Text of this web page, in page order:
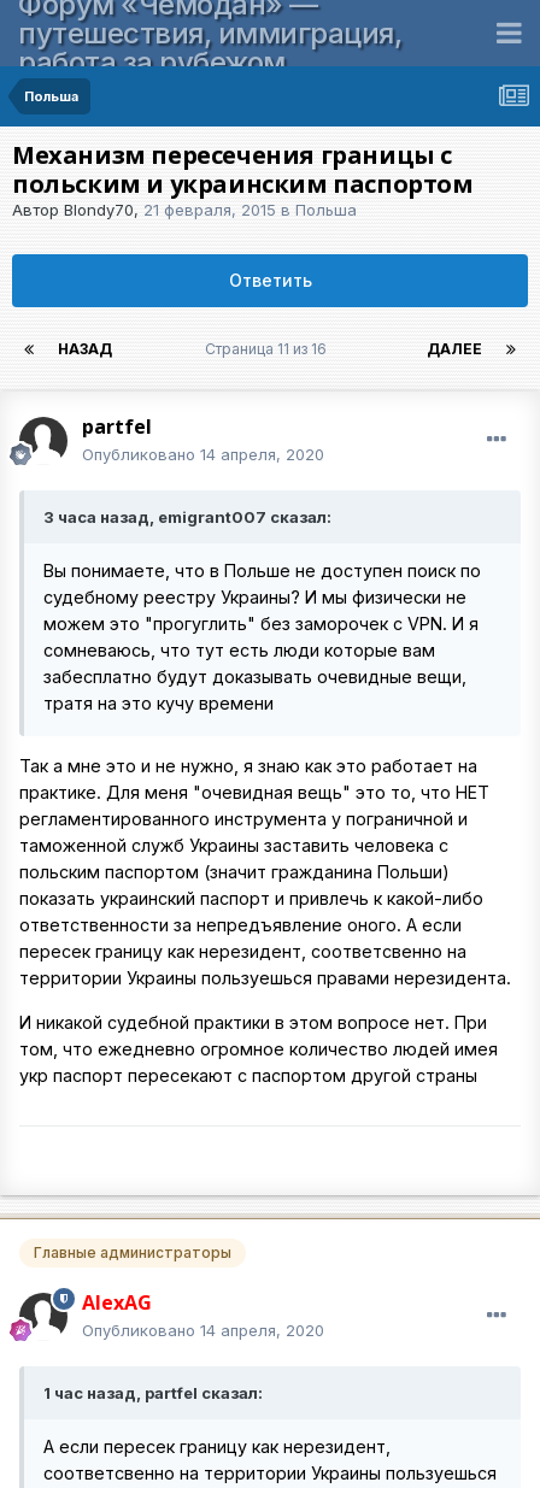
путешествия, иммиграция,
работа за рубежом
Польша
Механизм пересечения границы с
польским и украинским паспортом
Автор Blondy70, 21 февраля, 2015 в Польша
Ответить
НАЗАД ДАЛЕЕ
Страница 11 из 16
partfel
Опубликовано 14 апреля, 2020
3 часа назад, emigrant007 сказал:
Вы понимаете, что в Польше не доступен поиск по
судебному реестру Украины? И мы физически не
можем это "прогуглить" без заморочек с VPN. И я
сомневаюсь, что тут есть люди которые вам
забесплатно будут доказывать очевидные вещи,
тратя на это кучу времени
Так а мне это и не нужно, я знаю как это работает на
практике. Для меня "очевидная вещь" это то, что НЕТ
регламентированного инструмента у пограничной и
таможенной служб Украины заставить человека с
польским паспортом (значит гражданина Польши)
показать украинский паспорт и привлечь к какой-либо
ответственности за непредъявление оного. А если
пересек границу как нерезидент, соответсвенно на
территории Украины пользуешься правами нерезидента.
И никакой судебной практики в этом вопросе нет. При
том, что ежедневно огромное количество людей имея
укр паспорт пересекают с паспортом другой страны
Главные администраторы
AlexAG
Опубликовано 14 апреля, 2020
1 час назад, partfel сказал:
А если пересек границу как нерезидент,
соответсвенно на территории Украины пользуешься